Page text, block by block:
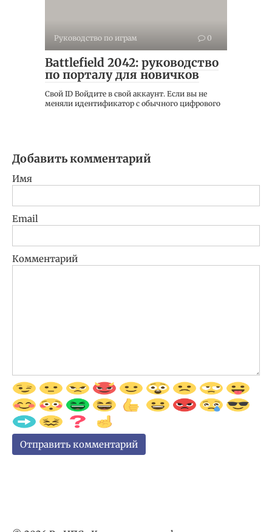
Руководство по играм 0
Battlefield 2042: руководство
по порталу для новичков
Свой ID Войдите в свой аккаунт. Если вы не
меняли идентификатор с обычного цифрового
Добавить комментарий
Имя
Email
Комментарий